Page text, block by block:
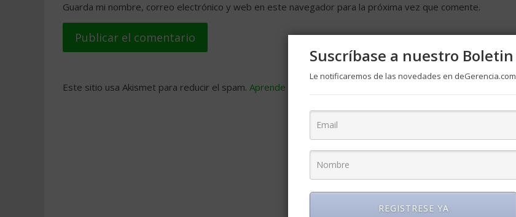
Guarda mi nombre, correo electrónico y web en este navegador para la próxima vez que comente.
Este sitio usa Akismet para reducir el spam. Aprende cómo se procesan los datos de tus comentarios
Suscríbase a nuestro Boletin
Le notificaremos de las novedades en deGerencia.com
REGISTRESE YA